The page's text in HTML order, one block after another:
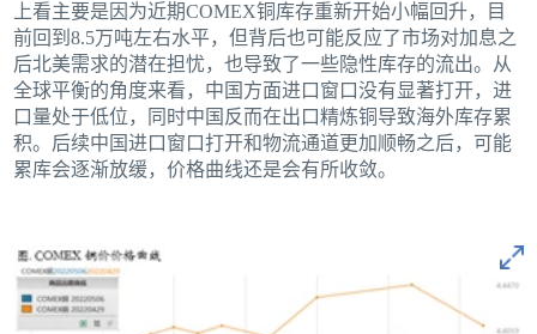
上看主要是因为近期COMEX铜库存重新开始小幅回升，目
前回到8.5万吨左右水平，但背后也可能反应了市场对加息之
后北美需求的潜在担忧，也导致了一些隐性库存的流出。从
全球平衡的角度来看，中国方面进口窗口没有显著打开，进
口量处于低位，同时中国反而在出口精炼铜导致海外库存累
积。后续中国进口窗口打开和物流通道更加顺畅之后，可能
累库会逐渐放缓，价格曲线还是会有所收敛。